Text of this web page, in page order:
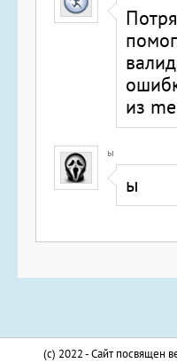
из
ы
ы
(c) 2022 - Сайт посвящен